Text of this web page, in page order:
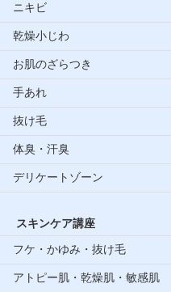
ニキビ
乾燥小じわ
お肌のざらつき
手あれ
抜け毛
体臭・汗臭
デリケートゾーン
スキンケア講座
フケ・かゆみ・抜け毛
アトピー肌・乾燥肌・敏感肌